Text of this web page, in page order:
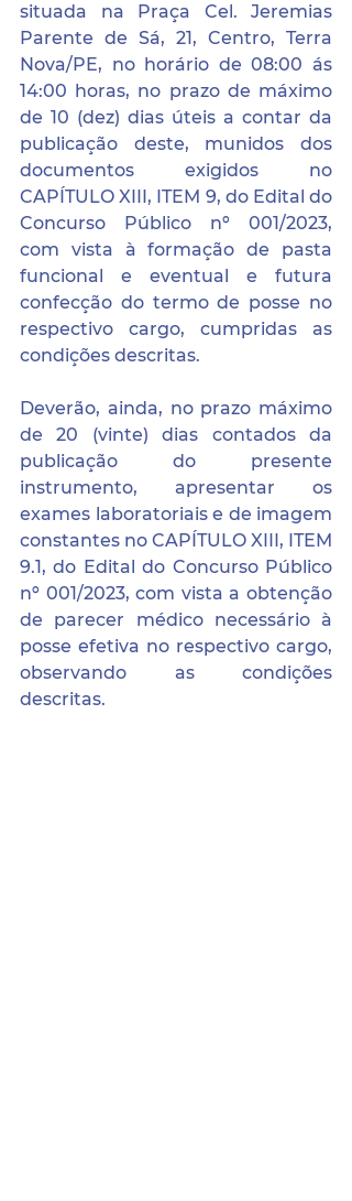
situada na Praça Cel. Jeremias
Parente de Sá, 21, Centro, Terra
Nova/PE, no horário de 08:00 ás
14:00 horas, no prazo de máximo
de 10 (dez) dias úteis a contar da
publicação deste, munidos dos
documentos exigidos no
CAPÍTULO XIII, ITEM 9, do Edital do
Concurso Público nº 001/2023,
com vista à formação de pasta
funcional e eventual e futura
confecção do termo de posse no
respectivo cargo, cumpridas as
condições descritas.
Deverão, ainda, no prazo máximo
de 20 (vinte) dias contados da
publicação do presente
instrumento, apresentar os
exames laboratoriais e de imagem
constantes no CAPÍTULO XIII, ITEM
9.1, do Edital do Concurso Público
nº 001/2023, com vista a obtenção
de parecer médico necessário à
posse efetiva no respectivo cargo,
observando as condições
descritas.